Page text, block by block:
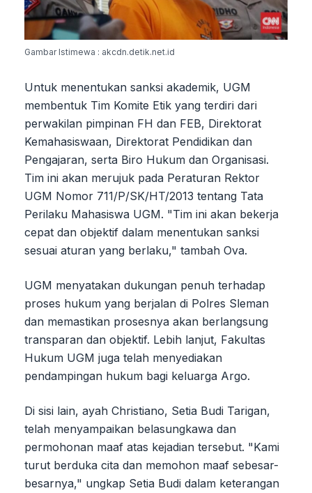
Gambar Istimewa : akcdn.detik.net.id
Untuk menentukan sanksi akademik, UGM
membentuk Tim Komite Etik yang terdiri dari
perwakilan pimpinan FH dan FEB, Direktorat
Kemahasiswaan, Direktorat Pendidikan dan
Pengajaran, serta Biro Hukum dan Organisasi.
Tim ini akan merujuk pada Peraturan Rektor
UGM Nomor 711/P/SK/HT/2013 tentang Tata
Perilaku Mahasiswa UGM. "Tim ini akan bekerja
cepat dan objektif dalam menentukan sanksi
sesuai aturan yang berlaku," tambah Ova.
UGM menyatakan dukungan penuh terhadap
proses hukum yang berjalan di Polres Sleman
dan memastikan prosesnya akan berlangsung
transparan dan objektif. Lebih lanjut, Fakultas
Hukum UGM juga telah menyediakan
pendampingan hukum bagi keluarga Argo.
Di sisi lain, ayah Christiano, Setia Budi Tarigan,
telah menyampaikan belasungkawa dan
permohonan maaf atas kejadian tersebut. "Kami
turut berduka cita dan memohon maaf sebesar-
besarnya," ungkap Setia Budi dalam keterangan